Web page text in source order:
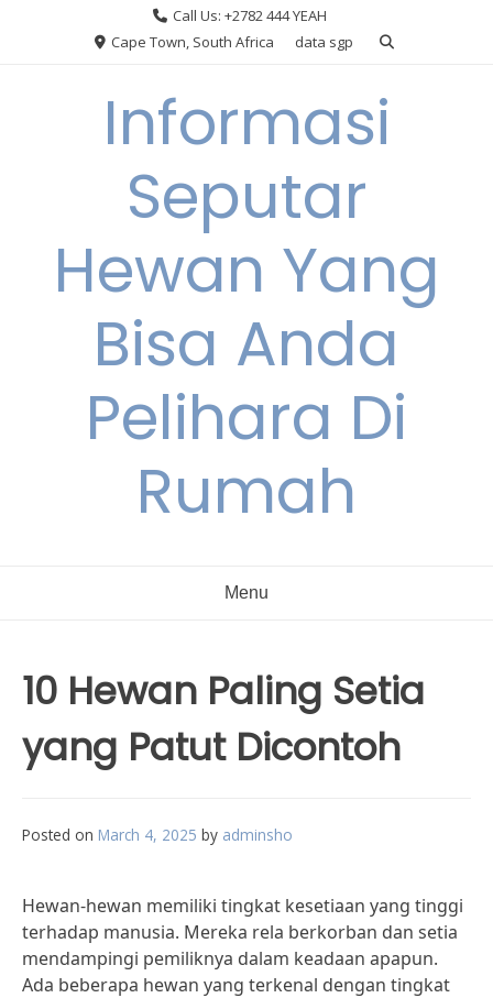
Call Us: +2782 444 YEAH
Cape Town, South Africa
data sgp
Informasi
Seputar
Hewan Yang
Bisa Anda
Pelihara Di
Rumah
Menu
10 Hewan Paling Setia
yang Patut Dicontoh
Posted on March 4, 2025 by adminsho
Hewan-hewan memiliki tingkat kesetiaan yang tinggi
terhadap manusia. Mereka rela berkorban dan setia
mendampingi pemiliknya dalam keadaan apapun.
Ada beberapa hewan yang terkenal dengan tingkat